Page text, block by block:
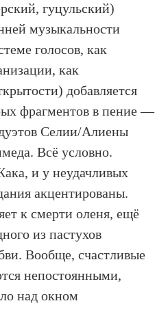
гуцульский)
музыкальности
голосов, как
как
добавляется
фрагментов в пение —
Селии/Алиены
Всё условно.
и у неудачливых
акцентированы.
к смерти оленя, ещё
из пастухов
Вообще, счастливые
непостоянными,
над окном